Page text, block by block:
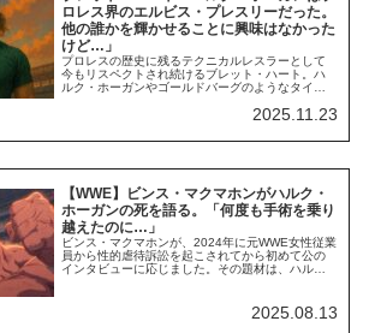
ロレス界のエルビス・プレスリーだった。
他の誰かを輝かせることに興味はなかった
けど…」
プロレスの歴史に残るテクニカルレスラーとして
今もリスペクトされ続けるブレット・ハート。ハ
ルク・ホーガンやゴールドバーグのようなタイプ
す。最新のインタビューで1980年代のプロレス界
代を牽引したホーガンの人気ぶりや文化的影響力
ン...
2025.11.23
【WWE】ビンス・マクマホンがハルク・
ホーガンの死を語る。「何度も手術を乗り
越えたのに…」
ビンス・マクマホンが、2024年に元WWE女性従業
員から性的虐待訴訟を起こされてから初めて公の
インタビューに応じました。その題材は、ハル
を展開。その結果、ホーガンはプロレス界屈指の
ビッグスターとなり、映画界にも進出するなどポ
2025.08.13